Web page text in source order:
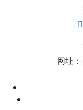
网址：